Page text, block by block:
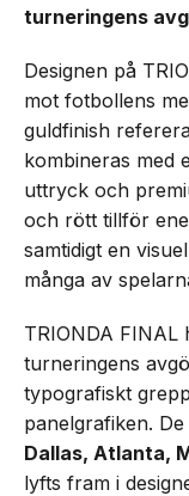
turneringens
Designen på
mot fotbollens
guldfinish
kombineras med
uttryck och
och rött tillför
samtidigt en
många av
TRIONDA
turneringens
typografiskt
panelgrafiken.
Dallas, Atlanta,
lyfts fram i